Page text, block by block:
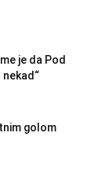
je da Pod
golom